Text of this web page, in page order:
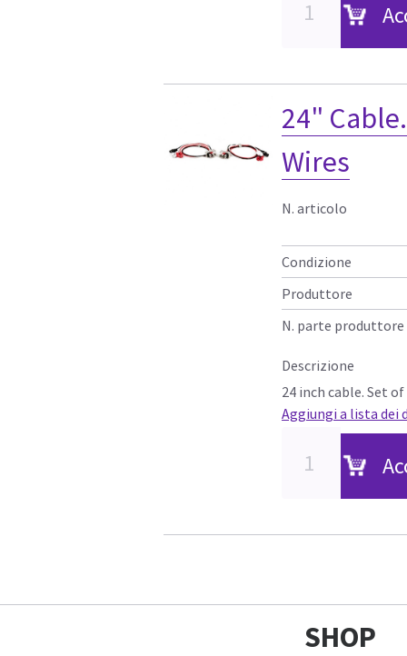
24"
Wires
N. articolo
Condizione
Produttore
N. parte produttore
Descrizione
24 inch cable. Set
Aggiungi a lista dei
SHOP